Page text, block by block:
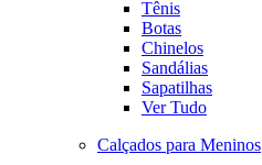
Tênis
Botas
Chinelos
Sandálias
Sapatilhas
Ver Tudo
Calçados para Meninos